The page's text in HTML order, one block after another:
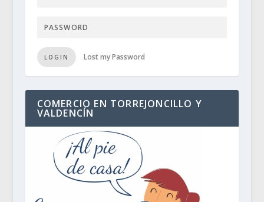
LOGIN Lost my Password
COMERCIO EN TORREJONCILLO Y
VALDENCÍN